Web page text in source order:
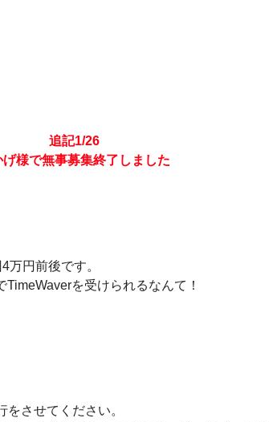
追記1/26
げ様で無事募集終了しました
万円前後です。
TimeWaverを受けられるなんて！
させてください。